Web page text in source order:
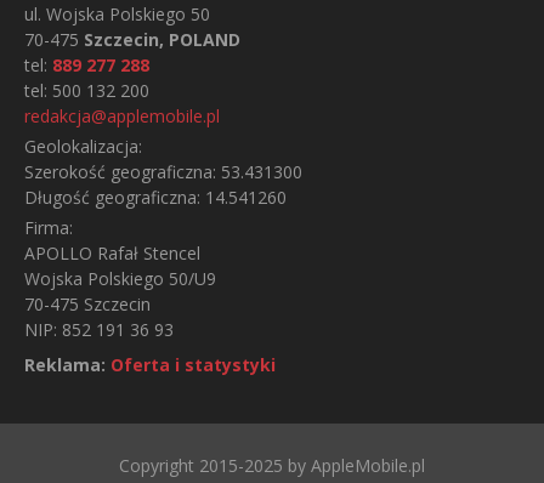
ul. Wojska Polskiego 50
70-475 Szczecin, POLAND
tel: 889 277 288
tel: 500 132 200
redakcja@applemobile.pl
Geolokalizacja:
Szerokość geograficzna: 53.431300
Długość geograficzna: 14.541260
Firma:
APOLLO Rafał Stencel
Wojska Polskiego 50/U9
70-475 Szczecin
NIP: 852 191 36 93
Reklama: Oferta i statystyki
Copyright 2015-2025 by AppleMobile.pl